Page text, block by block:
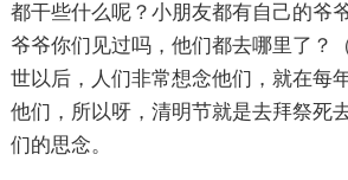
都干些什么呢？小朋友都有自己的爷
爷爷你们见过吗，他们都去哪里了？
世以后，人们非常想念他们，就在每
他们，所以呀，清明节就是去拜祭死
们的思念。